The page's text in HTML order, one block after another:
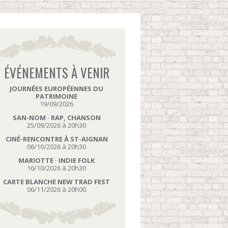
ÉVÉNEMENTS À VENIR
JOURNÉES EUROPÉENNES DU
PATRIMOINE
19/09/2026
SAN-NOM · RAP, CHANSON
25/09/2026 à 20h30
CINÉ-RENCONTRE À ST-AIGNAN
06/10/2026 à 20h30
MARIOTTE · INDIE FOLK
16/10/2026 à 20h30
CARTE BLANCHE NEW TRAD FEST
06/11/2026 à 20h00